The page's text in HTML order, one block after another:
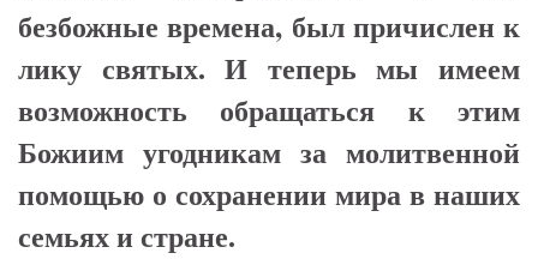
безбожные времена, был причислен к
лику святых. И теперь мы имеем
возможность обращаться к этим
Божиим угодникам за молитвенной
помощью о сохранении мира в наших
семьях и стране.